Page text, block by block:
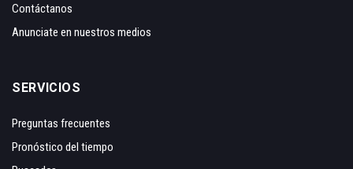
Contáctanos
Anunciate en nuestros medios
SERVICIOS
Preguntas frecuentes
Pronóstico del tiempo